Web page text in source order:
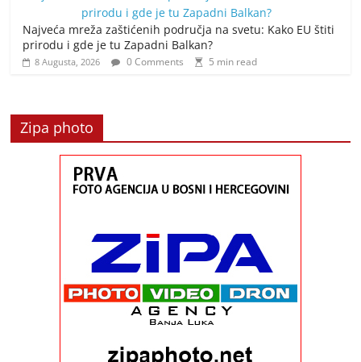
Najveća mreža zaštićenih područja na svetu: Kako EU štiti
prirodu i gde je tu Zapadni Balkan?
8 Augusta, 2026 0 Comments 5 min read
Zipa photo